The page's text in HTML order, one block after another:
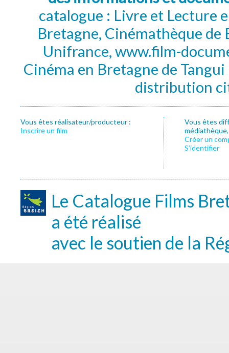
catalogue : Livre et Lecture
Bretagne, Cinémathèque de
Unifrance, www.film-
Cinéma en Bretagne de
distribution
Vous êtes réalisateur/producteur :
Inscrire un film
Vous êtes
Créer un
S’identifier
Le Catalogue Films
a été réalisé
avec le soutien de la